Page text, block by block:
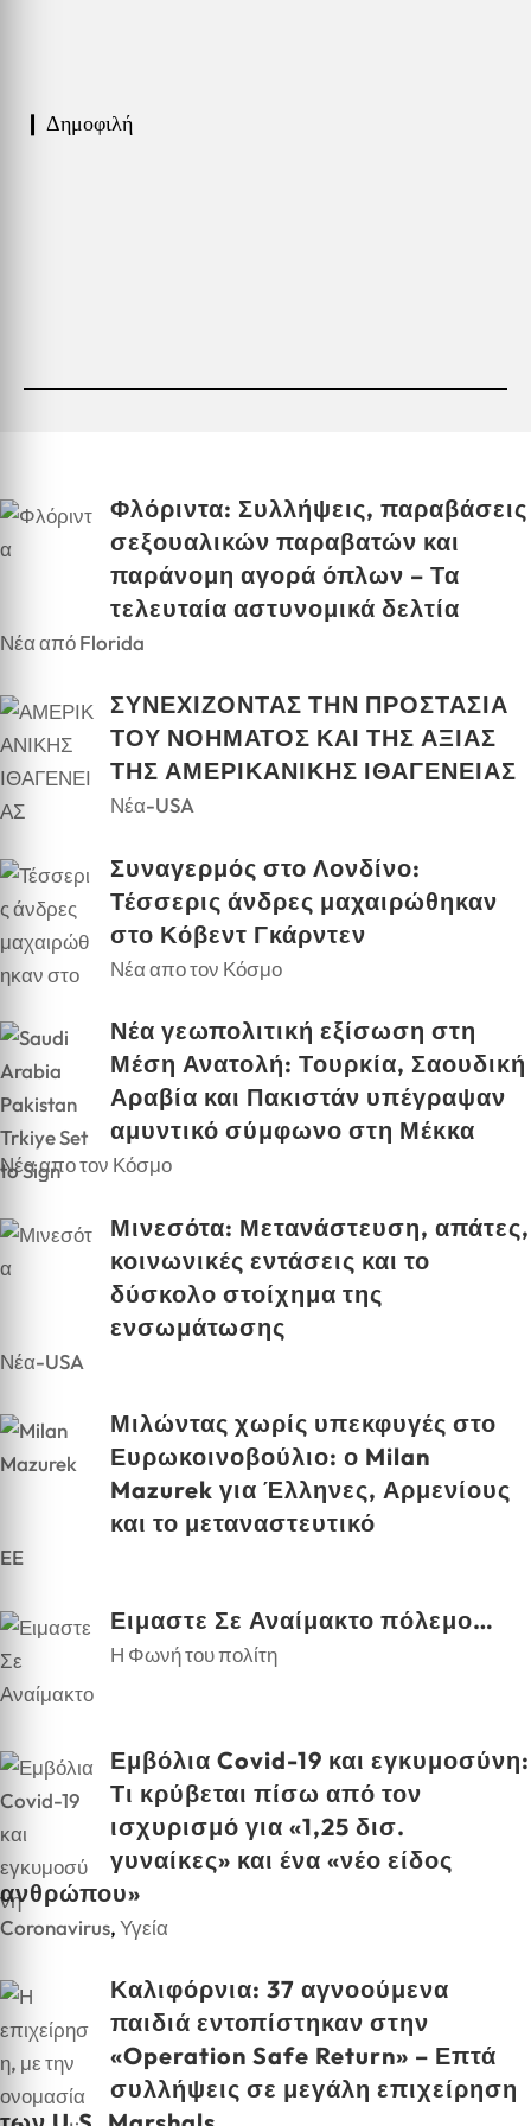
❙ Δημοφιλή
Φλόριντα: Συλλήψεις, παραβάσεις
σεξουαλικών παραβατών και
παράνομη αγορά όπλων – Τα
τελευταία αστυνομικά δελτία
Νέα από Florida
ΣΥΝΕΧΙΖΟΝΤΑΣ ΤΗΝ ΠΡΟΣΤΑΣΙΑ
ΤΟΥ ΝΟΗΜΑΤΟΣ ΚΑΙ ΤΗΣ ΑΞΙΑΣ
ΤΗΣ ΑΜΕΡΙΚΑΝΙΚΗΣ ΙΘΑΓΕΝΕΙΑΣ
Νέα-USA
Συναγερμός στο Λονδίνο:
Τέσσερις άνδρες μαχαιρώθηκαν
στο Κόβεντ Γκάρντεν
Νέα απο τον Κόσμο
Νέα γεωπολιτική εξίσωση στη
Μέση Ανατολή: Τουρκία, Σαουδική
Αραβία και Πακιστάν υπέγραψαν
αμυντικό σύμφωνο στη Μέκκα
Νέα απο τον Κόσμο
Μινεσότα: Μετανάστευση, απάτες,
κοινωνικές εντάσεις και το
δύσκολο στοίχημα της
ενσωμάτωσης
Νέα-USA
Μιλώντας χωρίς υπεκφυγές στο
Ευρωκοινοβούλιο: ο Milan
Mazurek για Έλληνες, Αρμενίους
και το μεταναστευτικό
EE
Ειμαστε Σε Αναίμακτο πόλεμο…
Η Φωνή του πολίτη
Εμβόλια Covid-19 και εγκυμοσύνη:
Τι κρύβεται πίσω από τον
ισχυρισμό για «1,25 δισ.
γυναίκες» και ένα «νέο είδος
ανθρώπου»
Coronavirus,Υγεία
Καλιφόρνια: 37 αγνοούμενα
παιδιά εντοπίστηκαν στην
«Operation Safe Return» – Επτά
συλλήψεις σε μεγάλη επιχείρηση